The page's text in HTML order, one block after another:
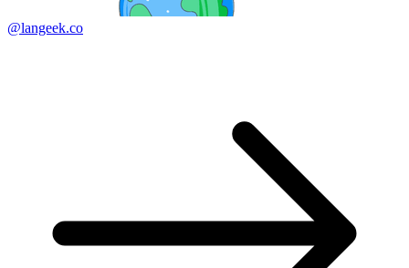
@langeek.co